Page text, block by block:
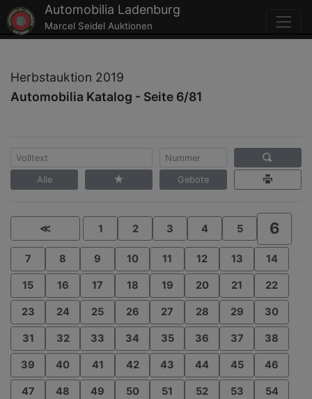
Automobilia Ladenburg
Marcel Seidel Auktionen
Herbstauktion 2019
Automobilia Katalog - Seite 6/81
Alle Gebote
≪ 1 2 3 4 5 6
7 8 9 10 11 12 13 14
15 16 17 18 19 20 21 22
23 24 25 26 27 28 29 30
31 32 33 34 35 36 37 38
39 40 41 42 43 44 45 46
47 48 49 50 51 52 53 54